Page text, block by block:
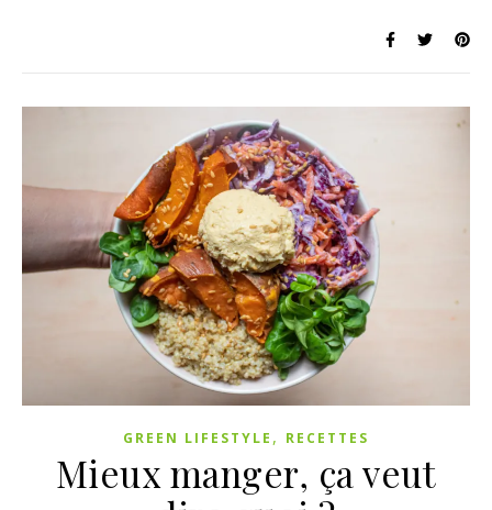
GREEN LIFESTYLE , RECETTES
Mieux manger, ça veut